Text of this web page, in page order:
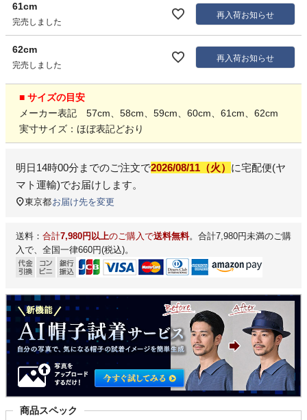
61cm
完売しました
再入荷お知らせ
62cm
完売しました
再入荷お知らせ
■ サイズの目安
メーカー表記 57cm、58cm、59cm、60cm、61cm、62cm
実寸サイズ：ほぼ表記どおり
明日14時00分 までのご注文で2026/08/11（火） に宅配便(ヤ
マト運輸)でお届けします。
東京都お届け先を変更
送料： 合計7,980円以上のご購入で送料無料。合計7,980円未満のご購
入で、全国一律660円(税込)。
商品スペック